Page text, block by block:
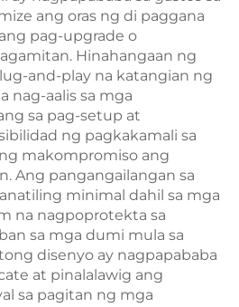
ang oras ng di paggana
pag-upgrade o
Hinahangaan ng
and-play na katangian ng
nag-aalis sa mga
sa pag-setup at
ng pagkakamali sa
makompromiso ang
Ang pangangailangan sa
minimal dahil sa mga
na nagpoprotekta sa
sa mga dumi mula sa
disenyo ay nagpapababa
at pinalalawig ang
sa pagitan ng mga